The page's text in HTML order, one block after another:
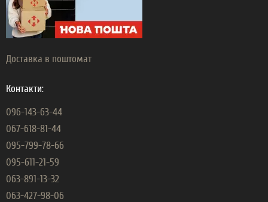
Доставка в поштомат
Контакти:
096-143-63-44
067-618-81-44
095-799-78-66
095-611-21-59
063-891-13-32
063-427-98-06